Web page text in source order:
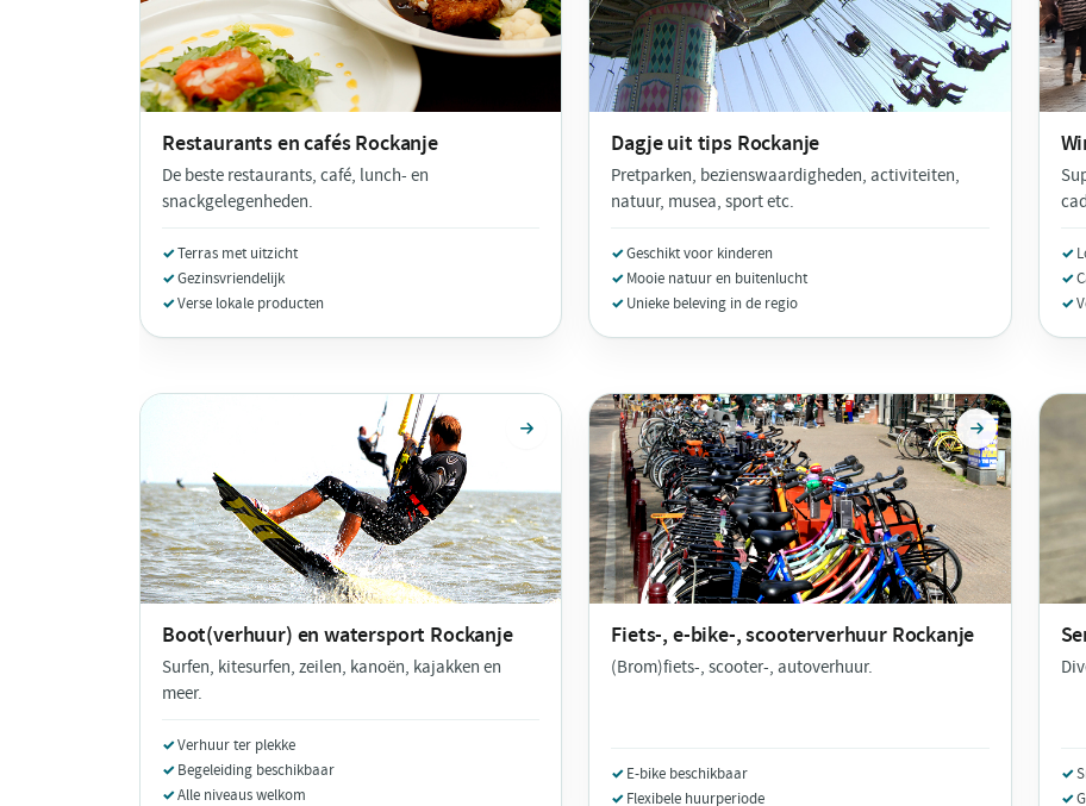
Restaurants en cafésRockanje
De beste restaurants, café, lunch- en
snackgelegenheden.
Terras met uitzicht
Gezinsvriendelijk
Verse lokale producten
Dagje uit tips Rockanje
Pretparken, bezienswaardigheden, activiteiten,
natuur, musea, sport etc.
Geschikt voor kinderen
Mooie natuur en buitenlucht
Unieke beleving in de regio
Boot(verhuur) en watersport Rockanje
Surfen, kitesurfen, zeilen, kanoën, kajakken en
meer.
Verhuur ter plekke
Begeleiding beschikbaar
Alle niveaus welkom
Fiets-, e-bike-, scooterverhuur Rockanje
(Brom)fiets-, scooter-, autoverhuur.
E-bike beschikbaar
Flexibele huurperiode